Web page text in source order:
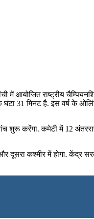
में आयोजित राष्‍ट्रीय
घंटा 31 मिनट है. इस वर्ष के
शुरू करेंगा. कमेटी में 12
कश्मीर में होगा. केंद्र